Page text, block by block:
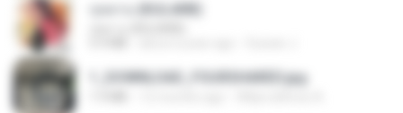
กุหลาบ (KULARB)
1_DOWNLOAD_FOURSHARED.jpg